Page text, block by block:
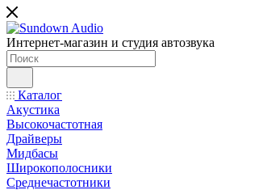
Интернет-магазин и студия автозвука
Каталог
Акустика
Высокочастотная
Драйверы
Мидбасы
Широкополосники
Среднечастотники